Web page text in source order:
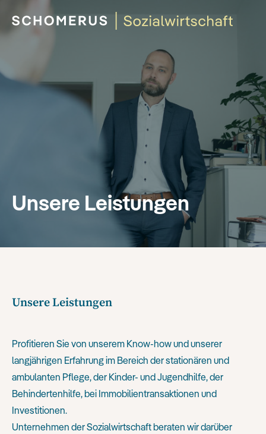
Unsere Leistungen
Unsere Leistungen
Profitieren Sie von unserem Know-how und unserer
langjährigen Erfahrung im Bereich der stationären und
ambulanten Pflege, der Kinder- und Jugendhilfe, der
Behindertenhilfe, bei Immobilientransaktionen und
Investitionen.
Unternehmen der Sozialwirtschaft beraten wir darüber